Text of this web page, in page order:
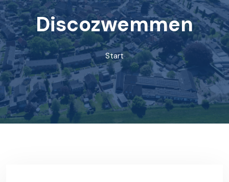
Discozwemmen
Start